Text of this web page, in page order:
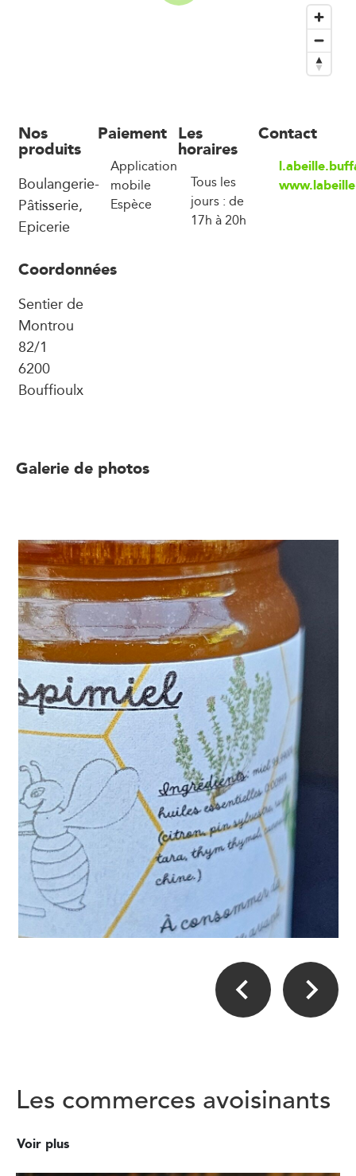
Nos
produits
Boulangerie-
Pâtisserie,
Epicerie
Paiement
Application
mobile
Espèce
Les
horaires
Tous les
jours : de
17h à 20h
Contact
Coordonnées
Sentier de
Montrou
82/1
6200
Bouffioulx
Galerie de photos
Les commerces avoisinants
Voir plus